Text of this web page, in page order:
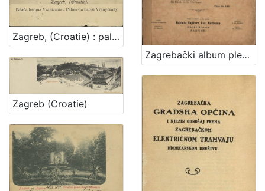
Zagreb, (Croatie) : palača baruna Vranicania - palais du baron Vranyczany
Zagreb (Croatie)
Zagrebački album plesova : za glasovir